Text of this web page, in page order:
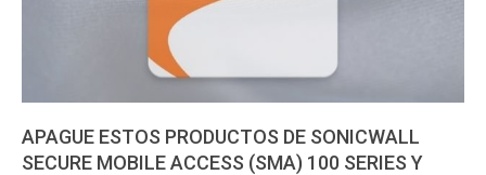
APAGUE ESTOS PRODUCTOS DE SONICWALL
SECURE MOBILE ACCESS (SMA) 100 SERIES Y